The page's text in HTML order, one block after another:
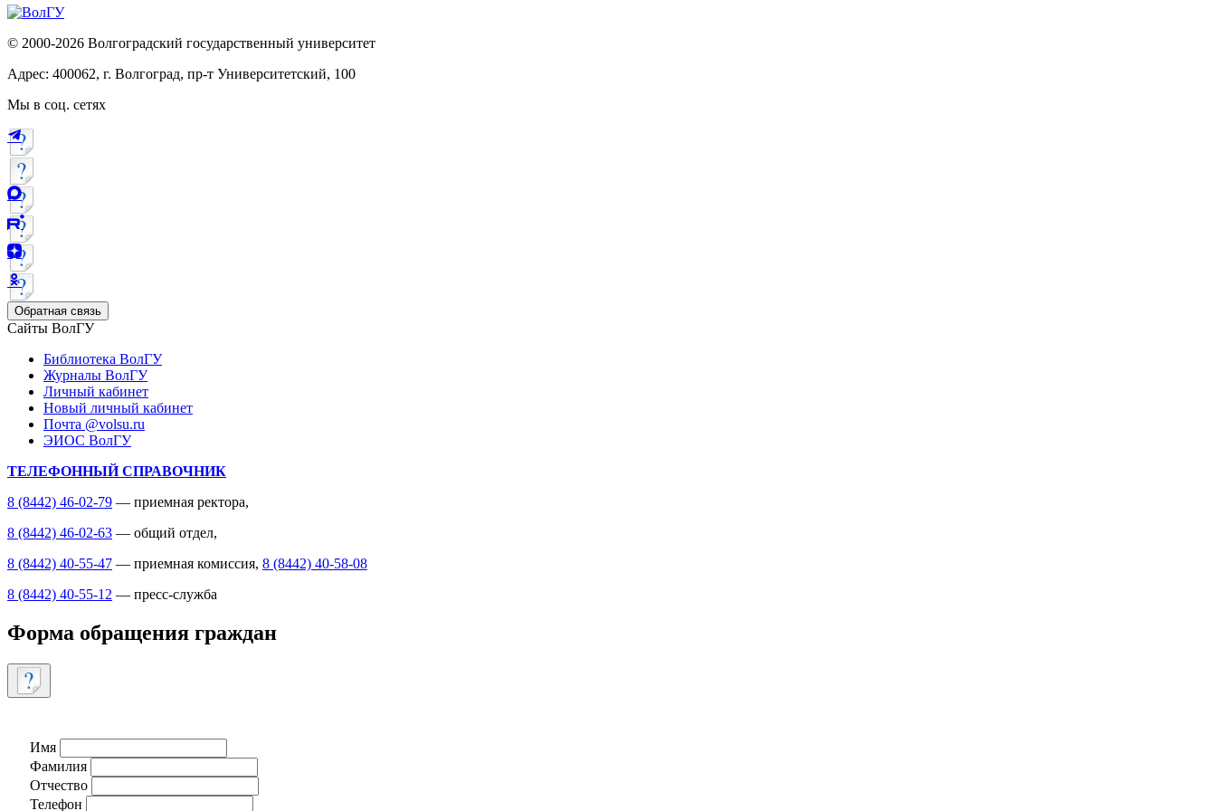
© 2000-2026 Волгоградский государственный университет
Адрес: 400062, г. Волгоград, пр-т Университетский, 100
Мы в соц. сетях
Обратная связь
Сайты ВолГУ
Библиотека ВолГУ
Журналы ВолГУ
Личный кабинет
Новый личный кабинет
Почта @volsu.ru
ЭИОС ВолГУ
ТЕЛЕФОННЫЙ СПРАВОЧНИК
8 (8442) 46-02-79 — приемная ректора,
8 (8442) 46-02-63 — общий отдел,
8 (8442) 40-55-47 — приемная комиссия, 8 (8442) 40-58-08
8 (8442) 40-55-12 — пресс-служба
Форма обращения граждан
Имя
Фамилия
Отчество
Телефон